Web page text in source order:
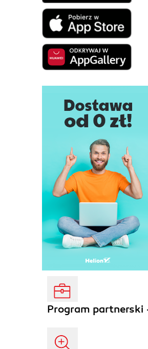
Program partnerski